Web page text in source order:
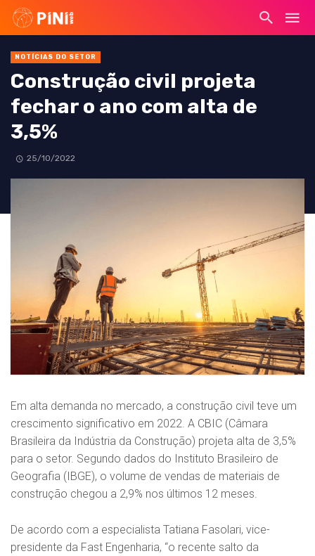
NOTÍCIAS DO SETOR
Construção civil projeta
fechar o ano com alta de
3,5%
25/10/2022
Em alta demanda no mercado, a construção civil teve um
crescimento significativo em 2022. A CBIC (Câmara
Brasileira da Indústria da Construção) projeta alta de 3,5%
para o setor. Segundo dados do Instituto Brasileiro de
Geografia (IBGE), o volume de vendas de materiais de
construção chegou a 2,9% nos últimos 12 meses.
De acordo com a especialista Tatiana Fasolari, vice-
presidente da Fast Engenharia, “o recente salto da